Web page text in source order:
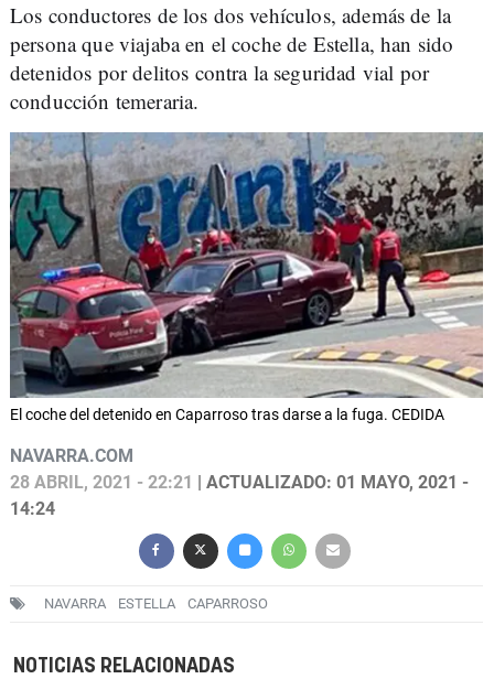
Los conductores de los dos vehículos, además de la
persona que viajaba en el coche de Estella, han sido
detenidos por delitos contra la seguridad vial por
conducción temeraria.
El coche del detenido en Caparroso tras darse a la fuga. CEDIDA
NAVARRA.COM
28 ABRIL, 2021 - 22:21
| ACTUALIZADO: 01 MAYO, 2021 -
14:24
NAVARRA ESTELLA CAPARROSO
NOTICIAS RELACIONADAS